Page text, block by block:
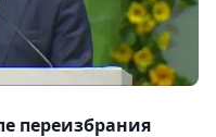
переизбрания